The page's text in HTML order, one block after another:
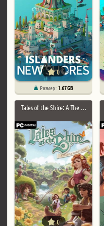
0
Размер: 1.67 GB
Tales of the Shire: A The …
0